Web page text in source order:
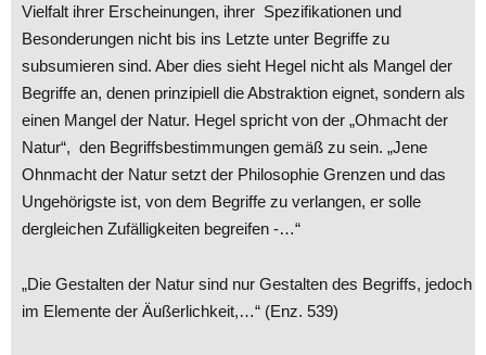
Vielfalt ihrer Erscheinungen, ihrer Spezifikationen und
Besonderungen nicht bis ins Letzte unter Begriffe zu
subsumieren sind. Aber dies sieht Hegel nicht als Mangel der
Begriffe an, denen prinzipiell die Abstraktion eignet, sondern als
einen Mangel der Natur. Hegel spricht von der „Ohmacht der
Natur“, den Begriffsbestimmungen gemäß zu sein. „Jene
Ohnmacht der Natur setzt der Philosophie Grenzen und das
Ungehörigste ist, von dem Begriffe zu verlangen, er solle
dergleichen Zufälligkeiten begreifen -…“
„Die Gestalten der Natur sind nur Gestalten des Begriffs, jedoch
im Elemente der Äußerlichkeit,…“ (Enz. 539)